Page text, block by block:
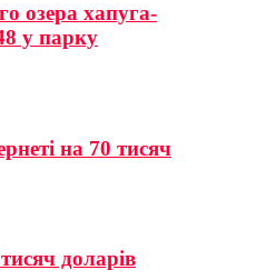
озера хапуга-
у парку
на 70 тисяч
доларів